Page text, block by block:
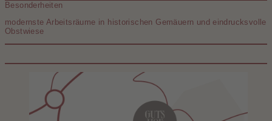
Besonderheiten
modernste Arbeitsräume in historischen Gemäuern und eindrucksvolle
Obstwiese